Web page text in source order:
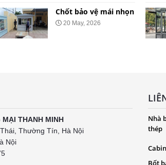
Chốt bảo vệ mái nhọn
20 May, 2026
THANH MINH
Thường Tín, Hà Nội
Nội
Nhà
thép
Bốt